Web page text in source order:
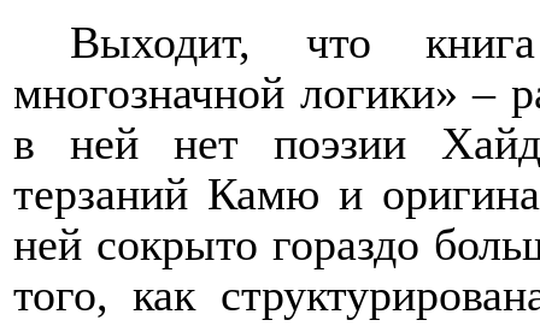
Выходит, что
многозначной логики» –
в ней нет поэзии
терзаний Камю и
ней сокрыто гораздо
того, как